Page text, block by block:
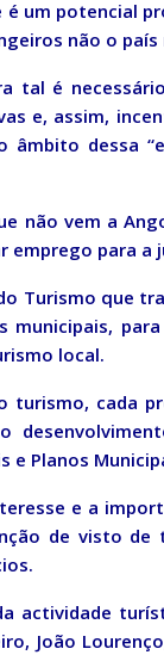
um potencial
não o país
tal é
e, assim,
âmbito dessa
não vem a
emprego para
Turismo que
municipais,
local.
turismo, cada
e Planos
e a
de visto de
actividade
João